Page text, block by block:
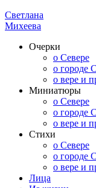
Светлана
Михеева
Очерки
о Севере
о городе
о вере и
Миниатюры
о Севере
о городе
о вере и
Стихи
о Севере
о городе
о вере и
Лица